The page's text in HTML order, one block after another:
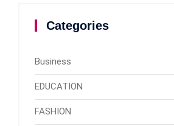
Categories
Business
EDUCATION
FASHION